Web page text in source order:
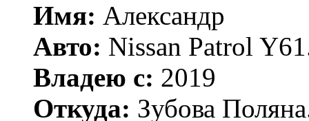
Имя: Александр
Авто: Nissan Patrol
Владею с: 2019
Откуда: Зубова